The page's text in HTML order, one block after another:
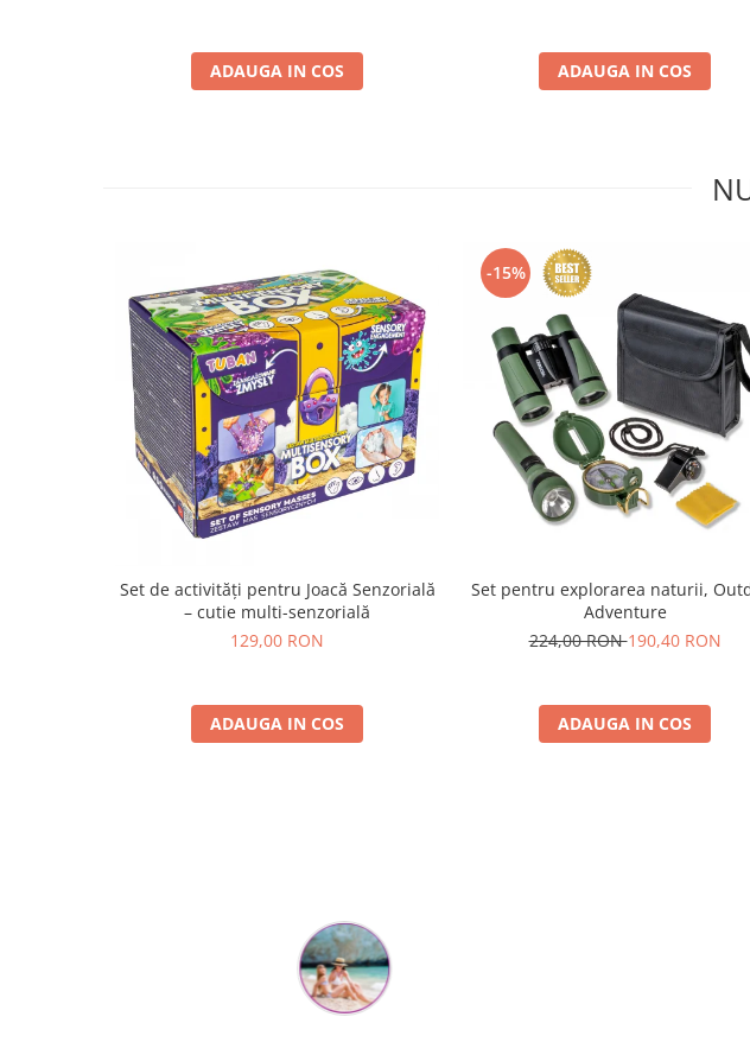
ADAUGA IN COS ADAUGA IN COS
Set de activități pentru Joacă Senzorială
– cutie multi-senzorială
129,00 RON
ADAUGA IN COS
-15%
Set pentru explorarea naturii,
Adventure
224,00 RON190,40 RON
ADAUGA IN COS